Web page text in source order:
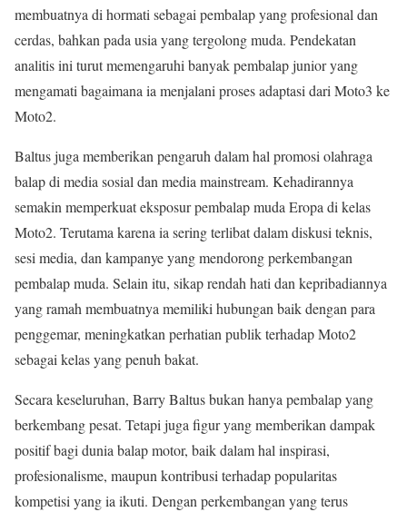
membuatnya di hormati sebagai pembalap yang profesional dan
cerdas, bahkan pada usia yang tergolong muda. Pendekatan
analitis ini turut memengaruhi banyak pembalap junior yang
mengamati bagaimana ia menjalani proses adaptasi dari Moto3 ke
Moto2.
Baltus juga memberikan pengaruh dalam hal promosi olahraga
balap di media sosial dan media mainstream. Kehadirannya
semakin memperkuat eksposur pembalap muda Eropa di kelas
Moto2. Terutama karena ia sering terlibat dalam diskusi teknis,
sesi media, dan kampanye yang mendorong perkembangan
pembalap muda. Selain itu, sikap rendah hati dan kepribadiannya
yang ramah membuatnya memiliki hubungan baik dengan para
penggemar, meningkatkan perhatian publik terhadap Moto2
sebagai kelas yang penuh bakat.
Secara keseluruhan, Barry Baltus bukan hanya pembalap yang
berkembang pesat. Tetapi juga figur yang memberikan dampak
positif bagi dunia balap motor, baik dalam hal inspirasi,
profesionalisme, maupun kontribusi terhadap popularitas
kompetisi yang ia ikuti. Dengan perkembangan yang terus